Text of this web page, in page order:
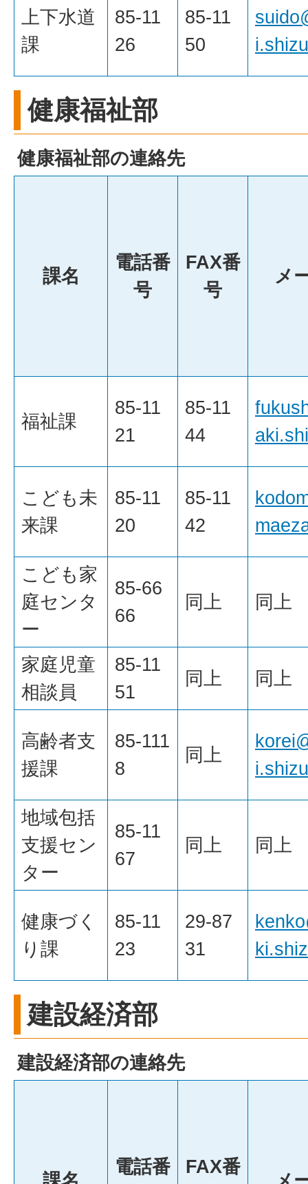
上下水道
課
85-11
26
85-11
50
健康福祉部
健康福祉部の連絡先
課名
電話番
号
FAX番
号
メ
福祉課
85-11
21
85-11
44
こども未
来課
85-11
20
85-11
42
こども家
庭センタ
ー
85-66
66
同上 同上
家庭児童
相談員
85-11
51
同上 同上
高齢者支
援課
85-111
8
同上
地域包括
支援セン
ター
85-11
67
同上 同上
健康づく
り課
85-11
23
29-87
31
建設経済部
建設経済部の連絡先
電話番
FAX番